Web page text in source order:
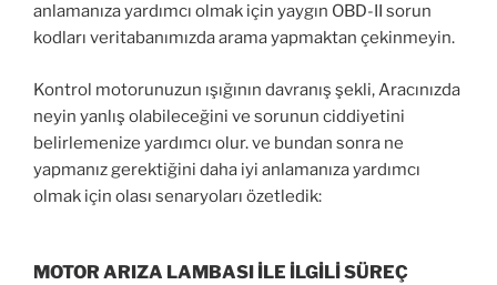
anlamanıza yardımcı olmak için yaygın OBD-II sorun
kodları veritabanımızda arama yapmaktan çekinmeyin.
Kontrol motorunuzun ışığının davranış şekli, Aracınızda
neyin yanlış olabileceğini ve sorunun ciddiyetini
belirlemenize yardımcı olur. ve bundan sonra ne
yapmanız gerektiğini daha iyi anlamanıza yardımcı
olmak için olası senaryoları özetledik:
MOTOR ARIZA LAMBASI İLE İLGİLİ SÜREÇ